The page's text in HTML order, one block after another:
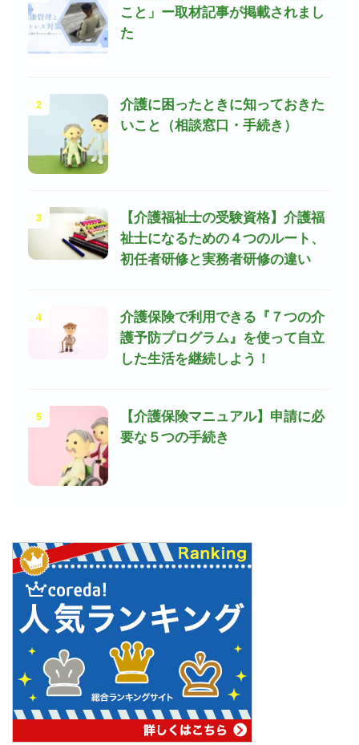
こと」ー取材記事が掲載されまし
た
2
介護に困ったときに知っておきた
いこと（相談窓口・手続き）
3
【介護福祉士の受験資格】介護福
祉士になるための４つのルート、
初任者研修と実務者研修の違い
4
介護保険で利用できる『７つの介
護予防プログラム』を使って自立
した生活を継続しよう！
5
【介護保険マニュアル】申請に必
要な５つの手続き